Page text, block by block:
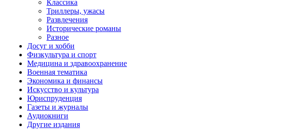
Классика
Триллеры, ужасы
Развлечения
Исторические романы
Разное
Досуг и хобби
Физкультура и спорт
Медицина и здравоохранение
Военная тематика
Экономика и финансы
Искусство и культура
Юриспруденция
Газеты и журналы
Аудиокниги
Другие издания